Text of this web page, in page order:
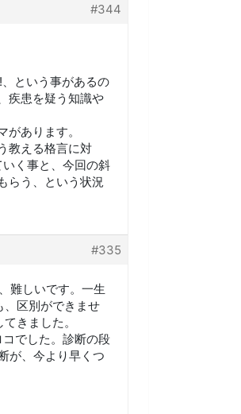
#344
という事があるの
疾患を疑う知識や
あります。
教える格言に対
く事と、今回の斜
らう、という状況
#335
難しいです。一生
、区別ができませ
きました。
でした。診断の段
が、今より早くつ